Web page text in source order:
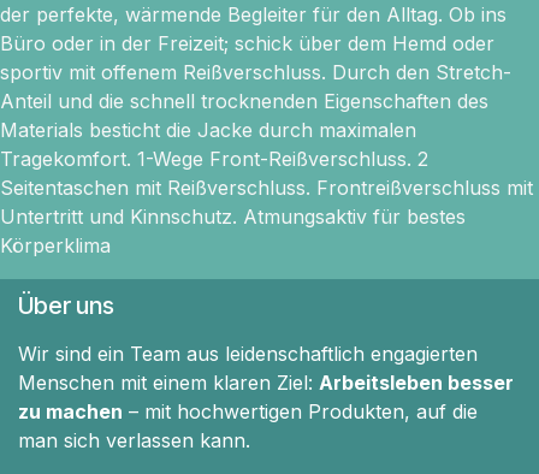
der perfekte, wärmende Begleiter für den Alltag. Ob ins
Büro oder in der Freizeit; schick über dem Hemd oder
sportiv mit offenem Reißverschluss. Durch den Stretch-
Anteil und die schnell trocknenden Eigenschaften des
Materials besticht die Jacke durch maximalen
Tragekomfort. 1-Wege Front-Reißverschluss. 2
Seitentaschen mit Reißverschluss. Frontreißverschluss mit
Untertritt und Kinnschutz. Atmungsaktiv für bestes
Körperklima
Über uns
Wir sind ein Team aus leidenschaftlich engagierten
Menschen mit einem klaren Ziel: Arbeitsleben besser
zu machen – mit hochwertigen Produkten, auf die
man sich verlassen kann.